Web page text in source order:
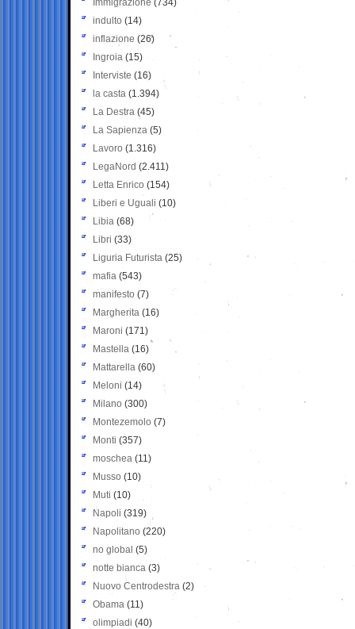
Immigrazione (734)
indulto (14)
inflazione (26)
Ingroia (15)
Interviste (16)
la casta (1.394)
La Destra (45)
La Sapienza (5)
Lavoro (1.316)
LegaNord (2.411)
Letta Enrico (154)
Liberi e Uguali (10)
Libia (68)
Libri (33)
Liguria Futurista (25)
mafia (543)
manifesto (7)
Margherita (16)
Maroni (171)
Mastella (16)
Mattarella (60)
Meloni (14)
Milano (300)
Montezemolo (7)
Monti (357)
moschea (11)
Musso (10)
Muti (10)
Napoli (319)
Napolitano (220)
no global (5)
notte bianca (3)
Nuovo Centrodestra (2)
Obama (11)
olimpiadi (40)